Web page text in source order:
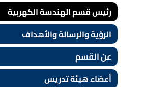
رئيس قسم الهندسة الكهربية
الرؤية والرسالة والأهداف
عن القسم
أعضاء هيئة تدريس